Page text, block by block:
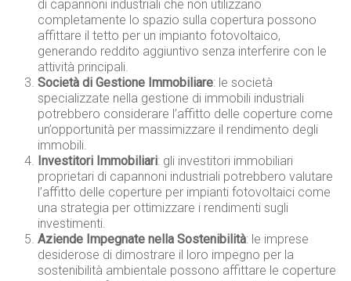
di capannoni industriali che non utilizzano
completamente lo spazio sulla copertura possono
affittare il tetto per un impianto fotovoltaico,
generando reddito aggiuntivo senza interferire con le
attività principali.
Società di Gestione Immobiliare: le società
specializzate nella gestione di immobili industriali
potrebbero considerare l’affitto delle coperture come
un’opportunità per massimizzare il rendimento degli
immobili.
Investitori Immobiliari: gli investitori immobiliari
proprietari di capannoni industriali potrebbero valutare
l’affitto delle coperture per impianti fotovoltaici come
una strategia per ottimizzare i rendimenti sugli
investimenti.
Aziende Impegnate nella Sostenibilità: le imprese
desiderose di dimostrare il loro impegno per la
sostenibilità ambientale possono affittare le coperture